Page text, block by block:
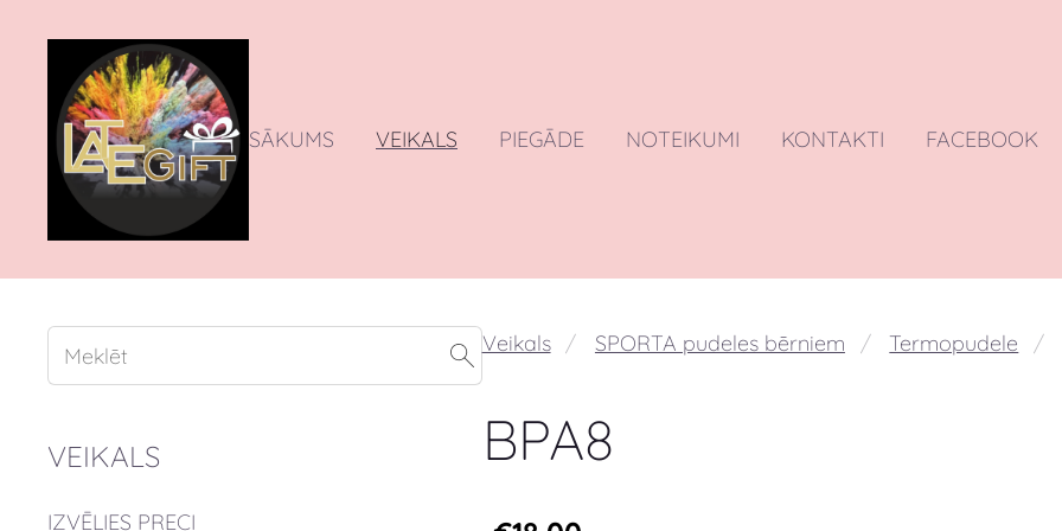
SĀKUMS VEIKALS PIEGĀDE NOTEIKUMI KONTAKTI FACEBOOK
VEIKALS
IZVĒLIES PRECI
Veikals SPORTA pudeles bērniem Termopudele
BPA8